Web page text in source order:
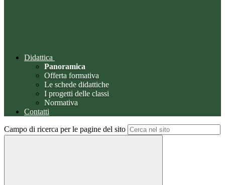
Didattica
Panoramica
Offerta formativa
Le schede didattiche
I progetti delle classi
Normativa
Contatti
Campo di ricerca per le pagine del sito